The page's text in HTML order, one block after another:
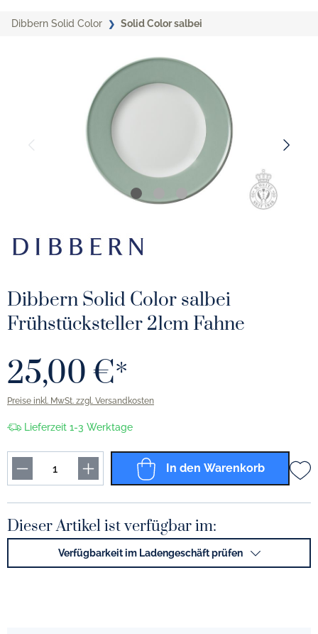
Dibbern Solid Color Solid Color salbei
Dibbern Solid Color salbei
Frühstücksteller 21cm Fahne
25,00 €*
Preise inkl. MwSt. zzgl. Versandkosten
Lieferzeit 1-3 Werktage
In den Warenkorb
Dieser Artikel ist verfügbar im:
Verfügbarkeit im Ladengeschäft prüfen